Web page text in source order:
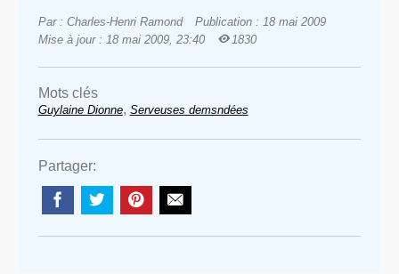
Par : Charles-Henri Ramond
Publication : 18 mai 2009
Mise à jour : 18 mai 2009, 23:40
1830
Mots clés
Guylaine Dionne, Serveuses demsndées
Partager: